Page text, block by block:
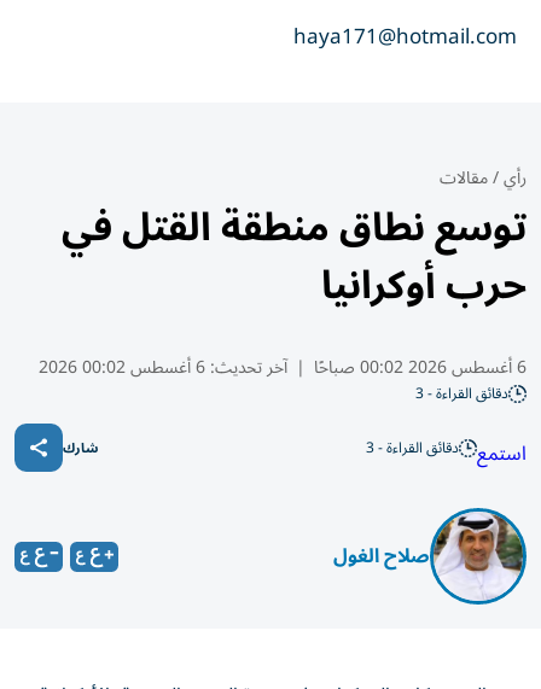
haya171@hotmail.com
رأي/مقالات
توسع نطاق منطقة القتل في
حرب أوكرانيا
6 أغسطس 2026 00:02 صباحًا | آخر تحديث:6 أغسطس 00:02 2026
دقائق القراءة - 3
استمع دقائق القراءة - 3 شارك
صلاح الغول